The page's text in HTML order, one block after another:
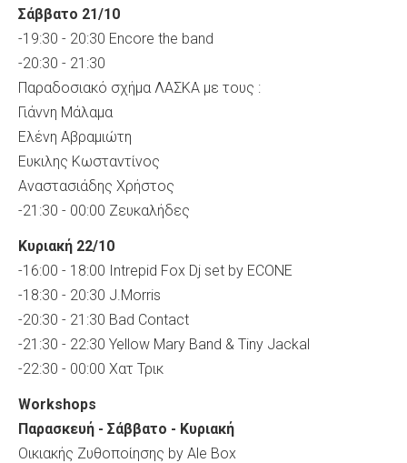
Σάββατο 21/10
-19:30 - 20:30 Encore the band
-20:30 - 21:30
Παραδοσιακό σχήμα ΛΑΣΚΑ με τους :
Γιάννη Μάλαμα
Ελένη Αβραμιώτη
Ευκιλης Κωσταντίνος
Αναστασιάδης Χρήστος
-21:30 - 00:00 Ζευκαλήδες
Κυριακή 22/10
-16:00 - 18:00 Intrepid Fox Dj set by ECONE
-18:30 - 20:30 J.Morris
-20:30 - 21:30 Bad Contact
-21:30 - 22:30 Yellow Mary Band & Tiny Jackal
-22:30 - 00:00 Χατ Τρικ
Workshops
Παρασκευή - Σάββατο - Κυριακή
Οικιακής Ζυθοποίησης by Ale Box